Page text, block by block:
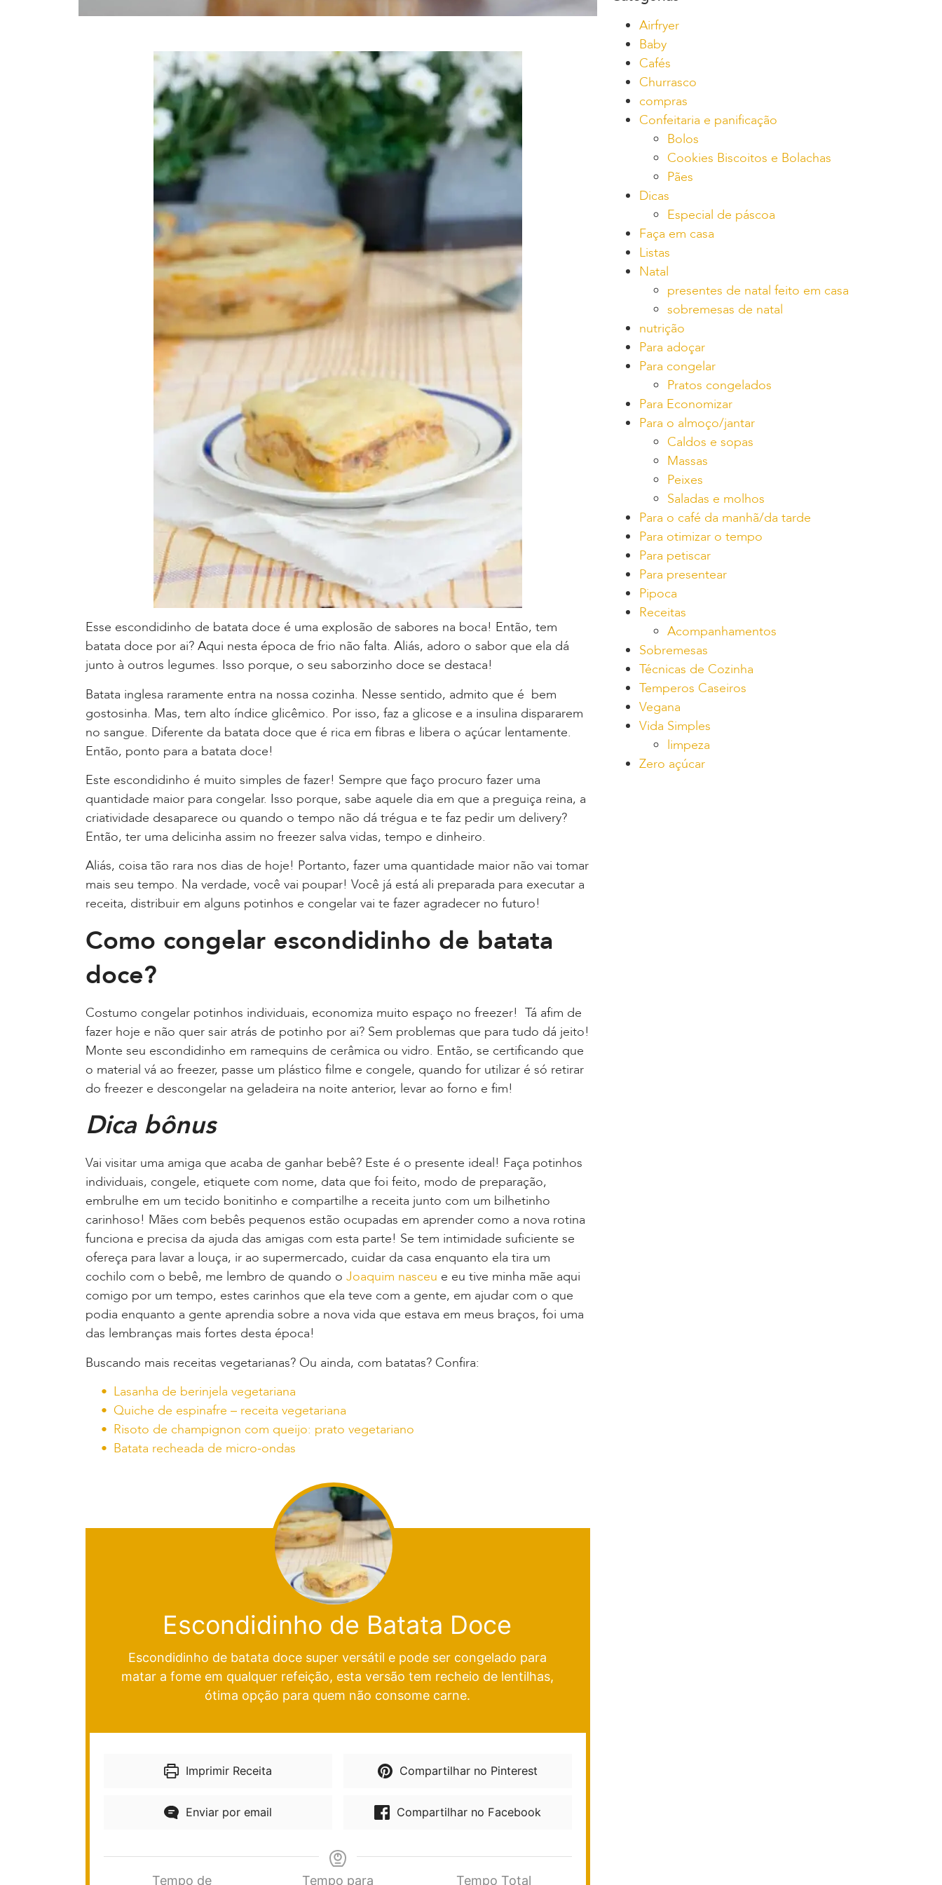
Esse escondidinho de batata doce é uma explosão de sabores na boca! Então, tem
batata doce por ai? Aqui nesta época de frio não falta. Aliás, adoro o sabor que ela dá
junto à outros legumes. Isso porque, o seu saborzinho doce se destaca!
Batata inglesa raramente entra na nossa cozinha. Nesse sentido, admito que é bem
gostosinha. Mas, tem alto índice glicêmico. Por isso, faz a glicose e a insulina dispararem
no sangue. Diferente da batata doce que é rica em fibras e libera o açúcar lentamente.
Então, ponto para a batata doce!
Este escondidinho é muito simples de fazer! Sempre que faço procuro fazer uma
quantidade maior para congelar. Isso porque, sabe aquele dia em que a preguiça reina, a
criatividade desaparece ou quando o tempo não dá trégua e te faz pedir um delivery?
Então, ter uma delicinha assim no freezer salva vidas, tempo e dinheiro.
Aliás, coisa tão rara nos dias de hoje! Portanto, fazer uma quantidade maior não vai tomar
mais seu tempo. Na verdade, você vai poupar! Você já está ali preparada para executar a
receita, distribuir em alguns potinhos e congelar vai te fazer agradecer no futuro!
Como congelar escondidinho de batata
doce?
Costumo congelar potinhos individuais, economiza muito espaço no freezer! Tá afim de
fazer hoje e não quer sair atrás de potinho por ai? Sem problemas que para tudo dá jeito!
Monte seu escondidinho em ramequins de cerâmica ou vidro. Então, se certificando que
o material vá ao freezer, passe um plástico filme e congele, quando for utilizar é só retirar
do freezer e descongelar na geladeira na noite anterior, levar ao forno e fim!
Dica bônus
Vai visitar uma amiga que acaba de ganhar bebê? Este é o presente ideal! Faça potinhos
individuais, congele, etiquete com nome, data que foi feito, modo de preparação,
embrulhe em um tecido bonitinho e compartilhe a receita junto com um bilhetinho
carinhoso! Mães com bebês pequenos estão ocupadas em aprender como a nova rotina
funciona e precisa da ajuda das amigas com esta parte! Se tem intimidade suficiente se
ofereça para lavar a louça, ir ao supermercado, cuidar da casa enquanto ela tira um
cochilo com o bebê, me lembro de quando o Joaquim nasceu e eu tive minha mãe aqui
comigo por um tempo, estes carinhos que ela teve com a gente, em ajudar com o que
podia enquanto a gente aprendia sobre a nova vida que estava em meus braços, foi uma
das lembranças mais fortes desta época!
Buscando mais receitas vegetarianas? Ou ainda, com batatas? Confira:
Lasanha de berinjela vegetariana
Quiche de espinafre – receita vegetariana
Risoto de champignon com queijo: prato vegetariano
Batata recheada de micro-ondas
Escondidinho de Batata Doce
Escondidinho de batata doce super versátil e pode ser congelado para
matar a fome em qualquer refeição, esta versão tem recheio de lentilhas,
ótima opção para quem não consome carne.
Imprimir Receita Compartilhar no Pinterest
Enviar por email Compartilhar no Facebook
Tempo de Tempo para Tempo Total
Airfryer
Baby
Cafés
Churrasco
compras
Confeitaria e panificação
Bolos
Cookies Biscoitos e Bolachas
Pães
Dicas
Especial de páscoa
Faça em casa
Listas
Natal
presentes de natal feito em casa
sobremesas de natal
nutrição
Para adoçar
Para congelar
Pratos congelados
Para Economizar
Para o almoço/jantar
Caldos e sopas
Massas
Peixes
Saladas e molhos
Para o café da manhã/da tarde
Para otimizar o tempo
Para petiscar
Para presentear
Pipoca
Receitas
Acompanhamentos
Sobremesas
Técnicas de Cozinha
Temperos Caseiros
Vegana
Vida Simples
limpeza
Zero açúcar